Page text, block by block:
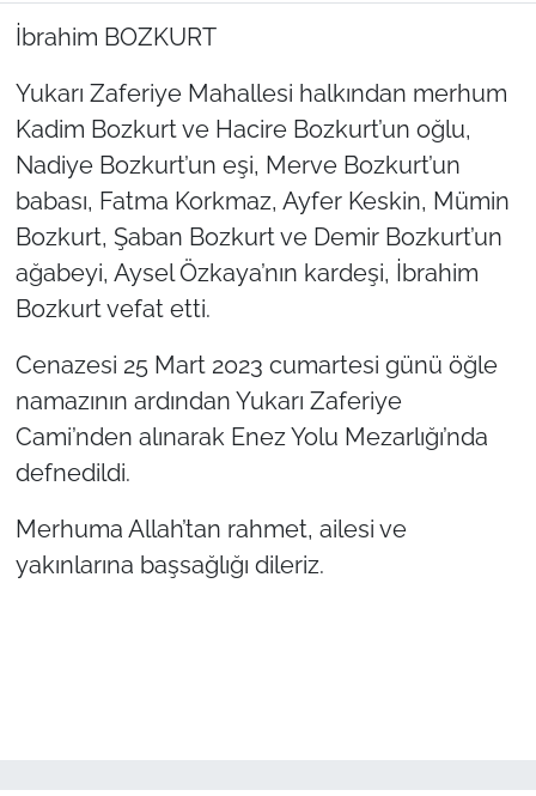
İbrahim BOZKURT
Yukarı Zaferiye Mahallesi halkından merhum
Kadim Bozkurt ve Hacire Bozkurt’un oğlu,
Nadiye Bozkurt’un eşi, Merve Bozkurt’un
babası, Fatma Korkmaz, Ayfer Keskin, Mümin
Bozkurt, Şaban Bozkurt ve Demir Bozkurt’un
ağabeyi, Aysel Özkaya’nın kardeşi, İbrahim
Bozkurt vefat etti.
Cenazesi 25 Mart 2023 cumartesi günü öğle
namazının ardından Yukarı Zaferiye
Cami’nden alınarak Enez Yolu Mezarlığı’nda
defnedildi.
Merhuma Allah’tan rahmet, ailesi ve
yakınlarına başsağlığı dileriz.
EDİRNE
TEKİRDAĞ
KIRKLARELİ
ÇANAKKALE
TÜRKİYE
Güvenlik
Genel
Politika
Flaş Haber